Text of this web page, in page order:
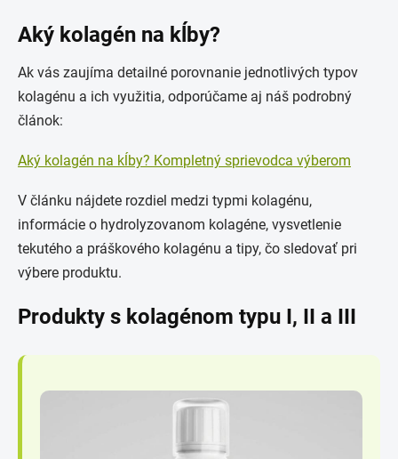
Aký kolagén na kĺby?
Ak vás zaujíma detailné porovnanie jednotlivých typov
kolagénu a ich využitia, odporúčame aj náš podrobný
článok:
Aký kolagén na kĺby? Kompletný sprievodca výberom
V článku nájdete rozdiel medzi typmi kolagénu,
informácie o hydrolyzovanom kolagéne, vysvetlenie
tekutého a práškového kolagénu a tipy, čo sledovať pri
výbere produktu.
Produkty s kolagénom typu I, II a III